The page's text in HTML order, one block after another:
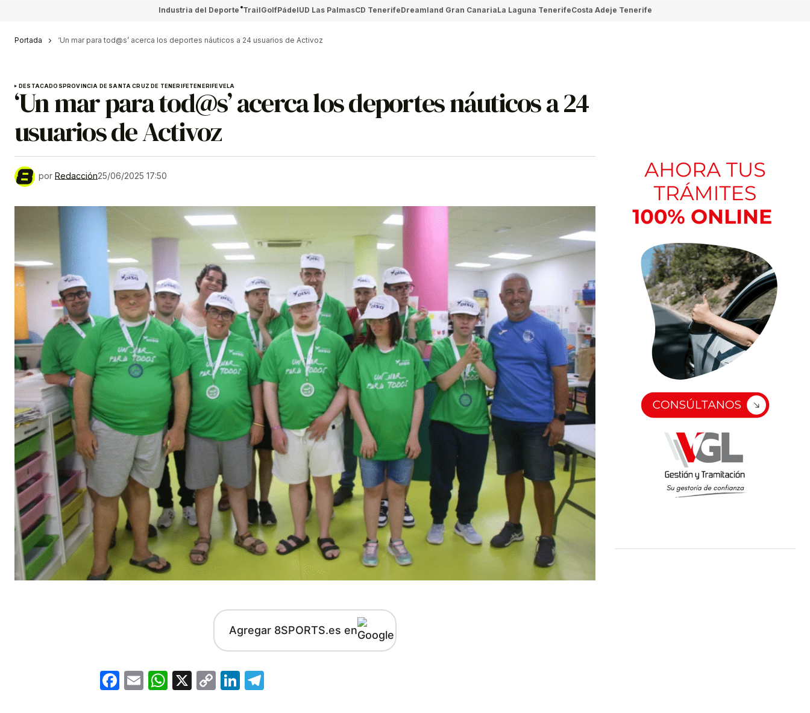
Industria del Deporte TrailGolfPádelUD Las PalmasCD TenerifeDreamland Gran CanariaLa Laguna TenerifeCosta Adeje Tenerife
Portada ‘Un mar para tod@s’ acerca los deportes náuticos a 24 usuarios de Activoz
DESTACADOSPROVINCIA DE SANTA CRUZ DE TENERIFETENERIFEVELA
‘Un mar para tod@s’ acerca los deportes náuticos a 24
usuarios de Activoz
por Redacción25/06/2025 17:50
Agregar 8SPORTS.es en
Facebook
EmailWhatsApp
X
CopyLinkedIn